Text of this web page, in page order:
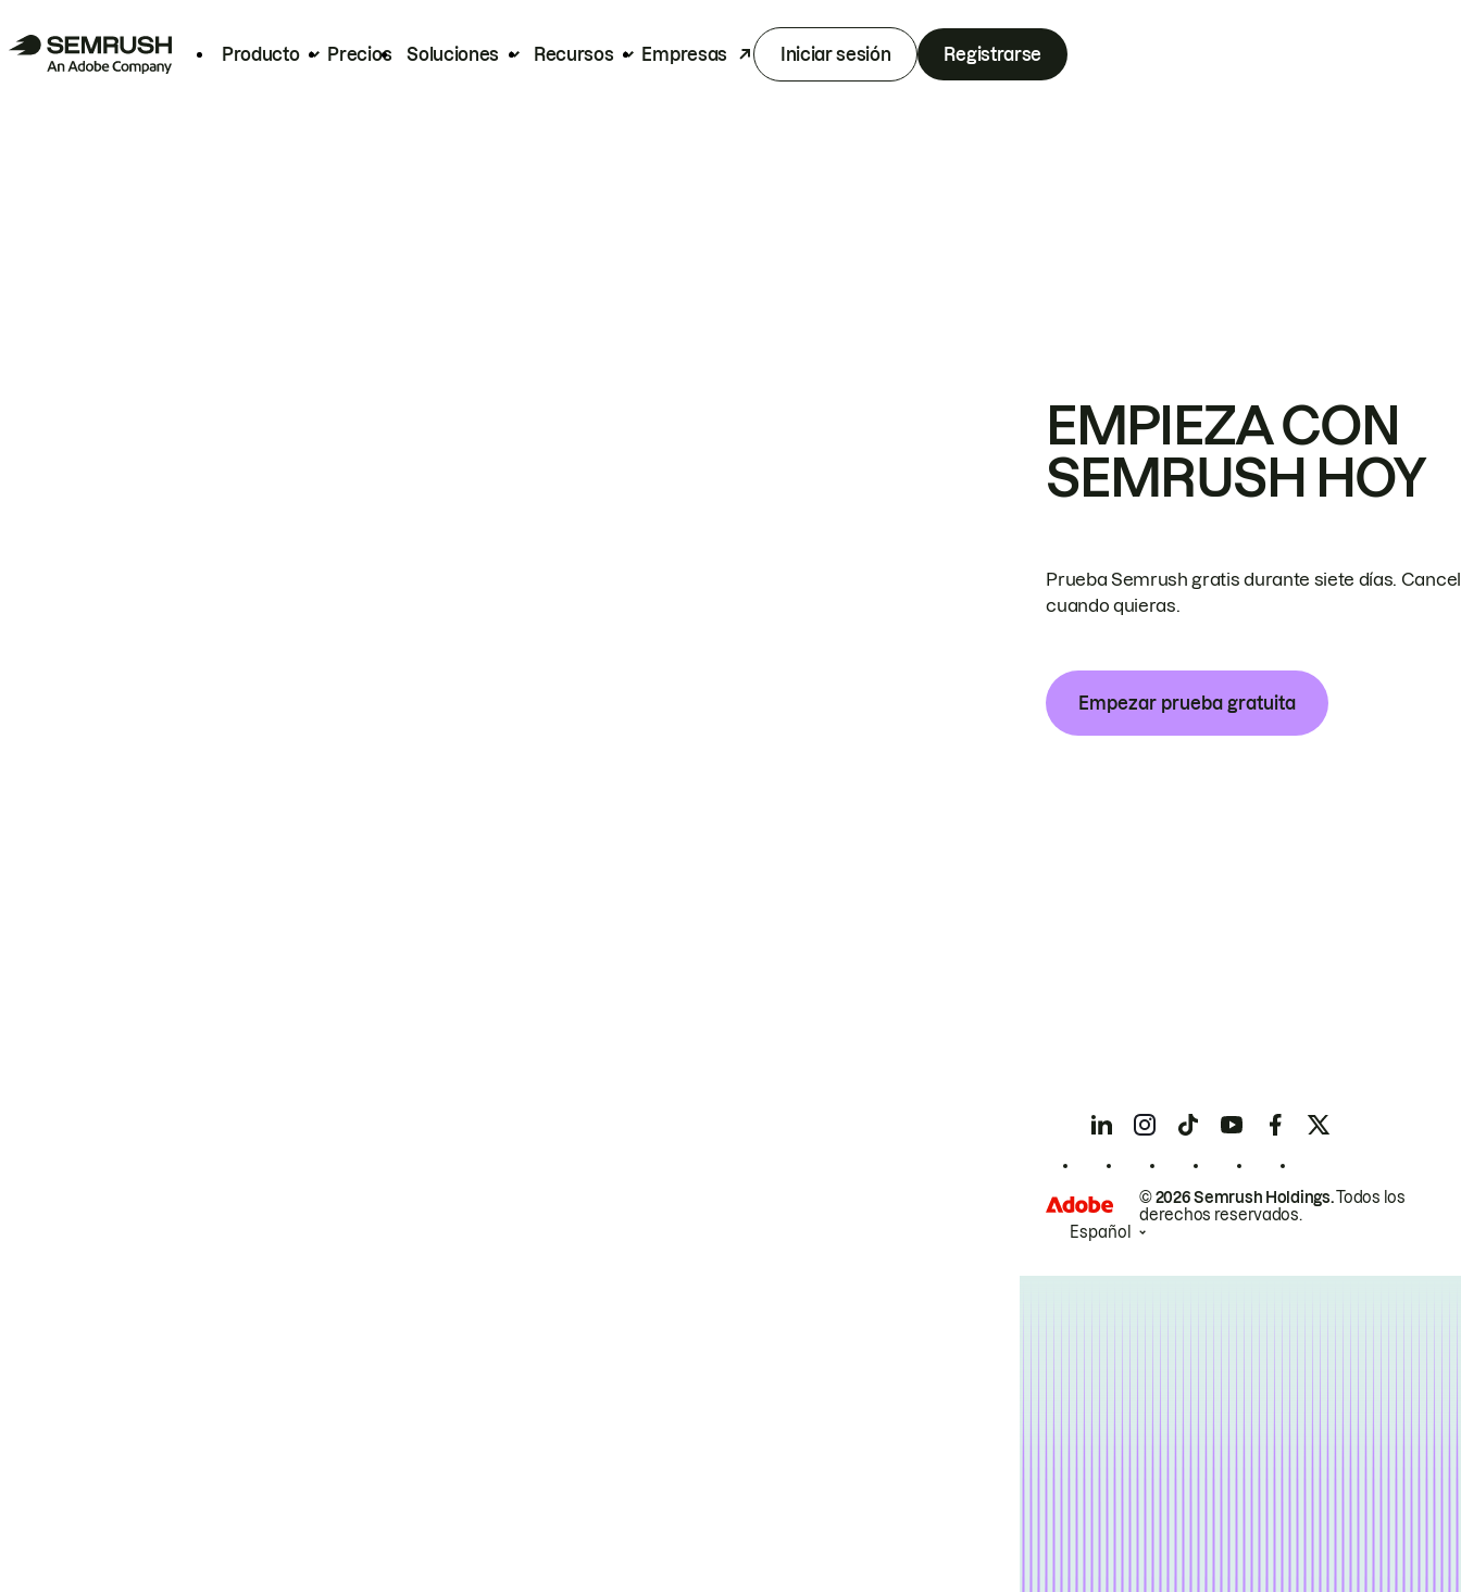
Producto Precios Soluciones Recursos Empresas Iniciar sesión Registrarse
EMPIEZA CON
SEMRUSH HOY
Prueba Semrush gratis durante siete días.
cuando quieras.
Empezar prueba gratuita
© 2026 Semrush Holdings.Todos los
derechos reservados.
Español